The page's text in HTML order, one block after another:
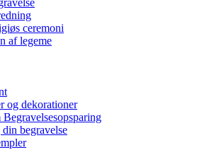
ceremoni
af legeme
og dekorationer
begravelse